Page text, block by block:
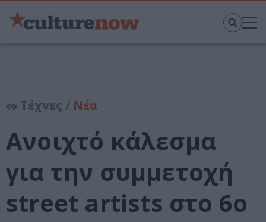
Τέχνες / Νέα
Ανοιχτό κάλεσμα
για την συμμετοχή
street artists στο 6ο